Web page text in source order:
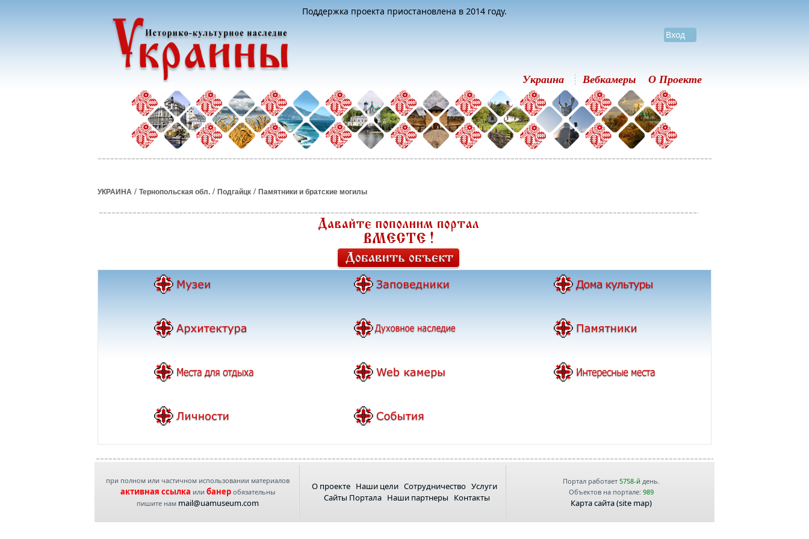
Поддержка проекта приостановлена в 2014 году.
Вход
Украина Вебкамеры О Проекте
УКРАИНА / Тернопольская обл. / Подгайцк / Памятники и братские могилы
при полном или частичном использовании материалов
активная ссылка или банеробязательны
пишите нам mail@uamuseum.com
О проекте Наши цели Сотрудничество Услуги
Сайты Портала Наши партнеры Контакты
Портал работает 5758-йдень.
Объектов на портале: 989
Карта сайта (site map)